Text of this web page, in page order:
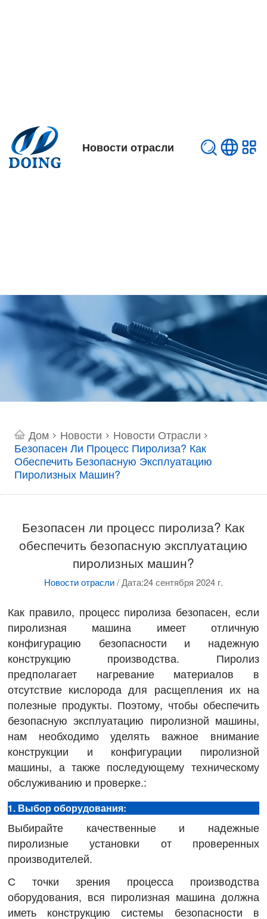
Новости отрасли
Дом > Новости > Новости Отрасли >
Безопасен Ли Процесс Пиролиза? Как
Обеспечить Безопасную Эксплуатацию
Пиролизных Машин?
Безопасен ли процесс пиролиза? Как
обеспечить безопасную эксплуатацию
пиролизных машин?
Новости отрасли/Дата:24 сентября 2024 г.
Как правило, процесс пиролиза безопасен, если
пиролизная машина имеет отличную
конфигурацию безопасности и надежную
конструкцию производства. Пиролиз
предполагает нагревание материалов в
отсутствие кислорода для расщепления их на
полезные продукты. Поэтому, чтобы обеспечить
безопасную эксплуатацию пиролизной машины,
нам необходимо уделять важное внимание
конструкции и конфигурации пиролизной
машины, а также последующему техническому
обслуживанию и проверке.:
1. Выбор оборудования:
Выбирайте качественные и надежные
пиролизные установки от проверенных
производителей.
С точки зрения процесса производства
оборудования, вся пиролизная машина должна
иметь конструкцию системы безопасности в